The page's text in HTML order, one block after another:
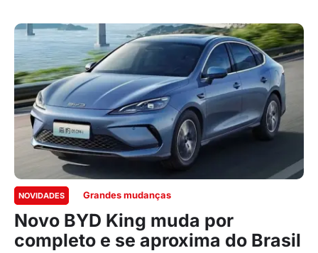
NOVIDADES Grandes mudanças
Novo BYD King muda por
completo e se aproxima do Brasil